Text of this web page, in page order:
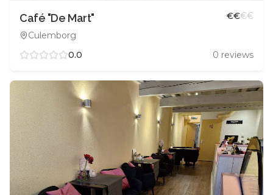
Café "De Mart"
Culemborg
€€€€
0.0 0 reviews